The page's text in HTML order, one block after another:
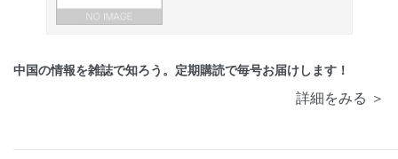
中国の情報を雑誌で知ろう。定期購読で毎号お届けします！
詳細をみる ＞